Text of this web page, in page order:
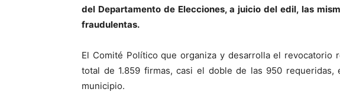
del Departamento de Elecciones, a juicio del edil, las
fraudulentas.
El Comité Político que organiza y desarrolla el revocatorio
total de 1.859 firmas, casi el doble de las 950
municipio.